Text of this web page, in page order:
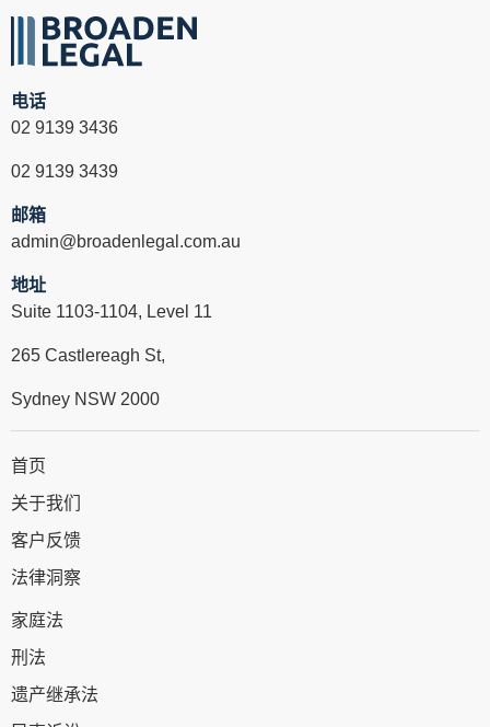
电话
02 9139 3436
02 9139 3439
邮箱
admin@broadenlegal.com.au
地址
Suite 1103-1104, Level 11
265 Castlereagh St,
Sydney NSW 2000
首页
关于我们
客户反馈
法律洞察
家庭法
刑法
遗产继承法